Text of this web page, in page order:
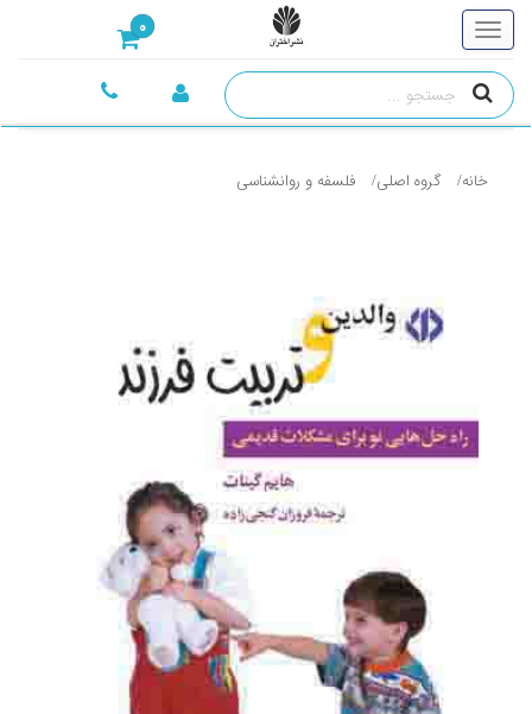
0
خانه گروه اصلی فلسفه و روانشناسی